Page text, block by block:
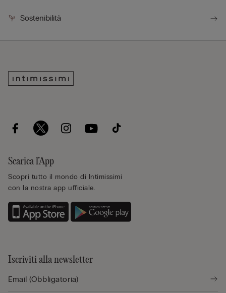
Sostenibilità
Scarica l’App
Scopri tutto il mondo di Intimissimi
con la nostra app ufficiale.
Iscriviti alla newsletter